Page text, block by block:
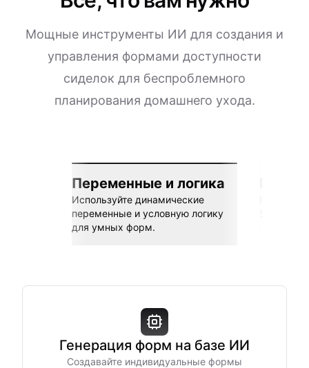
Мощные инструменты ИИ для создания и
управления формами доступности
сиделок для беспроблемного
планирования домашнего ухода.
Переменные и логика
Используйте динамические
переменные и условную логику
для умных форм.
Генерация форм на базе ИИ
Создавайте индивидуальные формы